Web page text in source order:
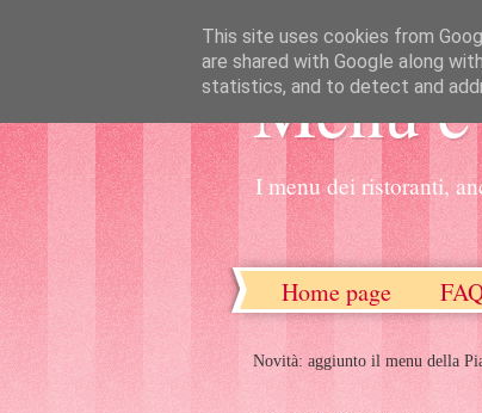
Menu
I menu dei ristoranti,
Home page
Novità: aggiunto il menu della
This site uses cookies from
are shared with Google along
statistics, and to detect and